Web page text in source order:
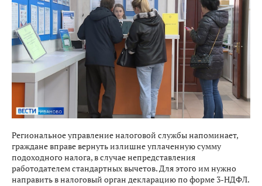
Региональное управление налоговой службы напоминает,
граждане вправе вернуть излишне уплаченную сумму
подоходного налога, в случае непредставления
работодателем стандартных вычетов. Для этого им нужно
направить в налоговый орган декларацию по форме 3-НДФЛ.